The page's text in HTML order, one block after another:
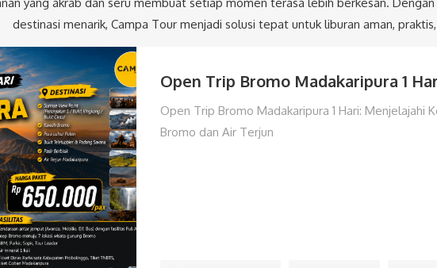
destinasi menarik, Campa Tour menjadi solusi tepat untuk liburan aman,
Open Trip Bromo Madakaripura 1
Open Trip Bromo Madakaripura 1 Hari: Menjelajahi
Bromo dan Air Terjun